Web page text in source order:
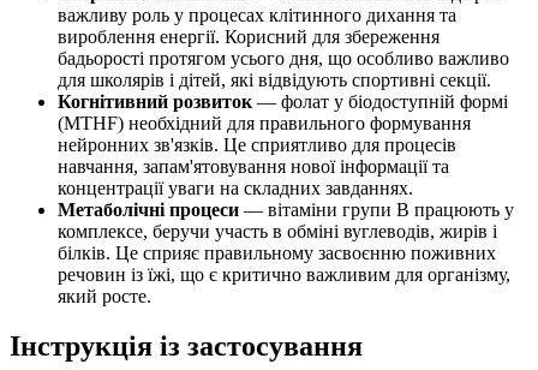
важливу роль у процесах клітинного дихання та
вироблення енергії. Корисний для збереження
бадьорості протягом усього дня, що особливо важливо
для школярів і дітей, які відвідують спортивні секції.
Когнітивний розвиток — фолат у біодоступній формі
(MTHF) необхідний для правильного формування
нейронних зв'язків. Це сприятливо для процесів
навчання, запам'ятовування нової інформації та
концентрації уваги на складних завданнях.
Метаболічні процеси — вітаміни групи B працюють у
комплексе, беручи участь в обміні вуглеводів, жирів і
білків. Це сприяє правильному засвоєнню поживних
речовин із їжі, що є критично важливим для організму,
який росте.
Інструкція із застосування